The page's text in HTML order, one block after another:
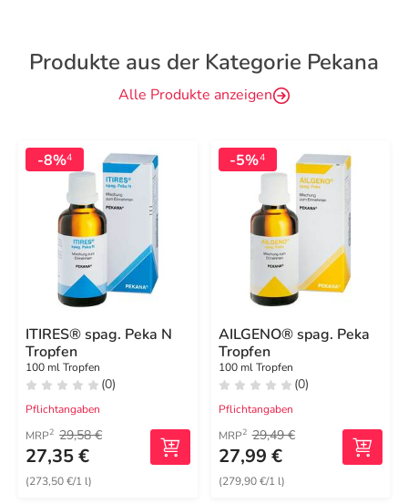
Produkte aus der Kategorie Pekana
Alle Produkte anzeigen
-8%4
ITIRES® spag. Peka N
Tropfen
100 ml Tropfen
(0)
Pflichtangaben
MRP2 29,58 €
27,35 €
(273,50 €/1 l)
-5%4
AILGENO® spag. Peka
Tropfen
100 ml Tropfen
(0)
Pflichtangaben
MRP2 29,49 €
27,99 €
(279,90 €/1 l)